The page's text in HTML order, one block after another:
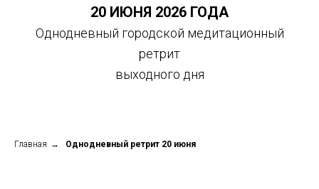
20 ИЮНЯ 2026 ГОДА
Однодневный городской медитационный
ретрит
выходного дня
Главная → Однодневный ретрит 20 июня